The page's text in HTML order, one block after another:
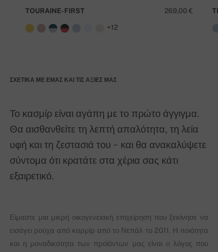
269,00 €
TOURAINE-FIRST
+12
ΣΧΕΤΙΚΆ ΜΕ ΕΜΆΣ ΚΑΙ ΤΙΣ ΑΞΊΕΣ ΜΑΣ
Το κασμίρ είναι αγάπη με το πρώτο άγγιγμα.
Θα αισθανθείτε τη λεπτή απαλότητα, τη λεία
υφή και τη ζεστασιά του - και θα ανακαλύψετε
σύντομα ότι κρατάτε στα χέρια σας κάτι
εξαιρετικό.
Είμαστε μια μικρή οικογενειακή επιχείρηση που ξεκίνησε να
εισάγει ρούχα από καρμίρ από το Νεπάλ το 2011. Η ποιότητα
και η μοναδικότητα των προϊόντων μας είναι ο λόγος που